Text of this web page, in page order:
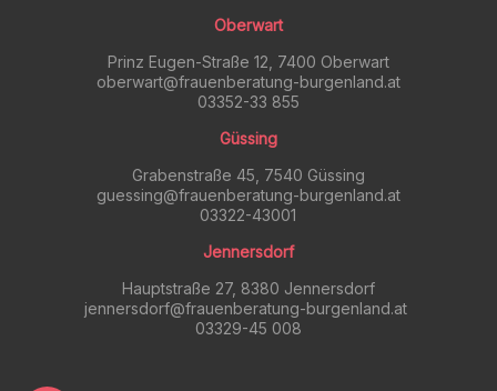
Oberwart
Prinz Eugen-Straße 12, 7400 Oberwart
oberwart@frauenberatung-burgenland.at
03352-33 855
Güssing
Grabenstraße 45, 7540 Güssing
guessing@frauenberatung-burgenland.at
03322-43001
Jennersdorf
Hauptstraße 27, 8380 Jennersdorf
jennersdorf@frauenberatung-burgenland.at
03329-45 008